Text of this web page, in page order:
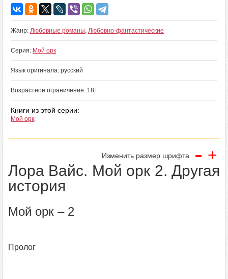
Жанр: Любовные романы, Любовно-фантастические
Серия: Мой орк
Язык оригинала: русский
Возрастное ограничение: 18+
Книги из этой серии:
Мой орк;
Изменить размер шрифта - +
Лора Вайс. Мой орк 2. Другая
история
Мой орк – 2
Пролог